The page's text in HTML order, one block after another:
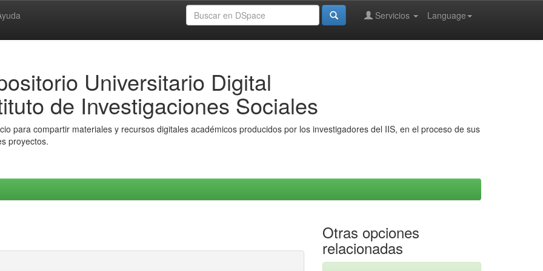
Language
Servicios
Universitario Digital
de Investigaciones Sociales
para compartir materiales y recursos digitales académicos producidos por los investigadores del IIS, en el proceso de sus
proyectos.
Otras opciones
relacionadas